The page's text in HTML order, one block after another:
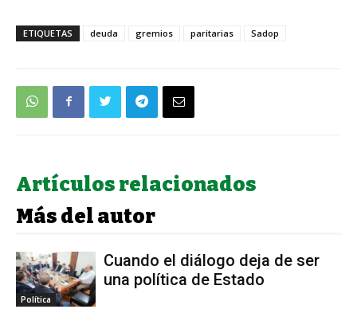
ETIQUETAS deuda gremios paritarias Sadop
Artículos relacionados
Más del autor
Política
Cuando el diálogo deja de ser
una política de Estado